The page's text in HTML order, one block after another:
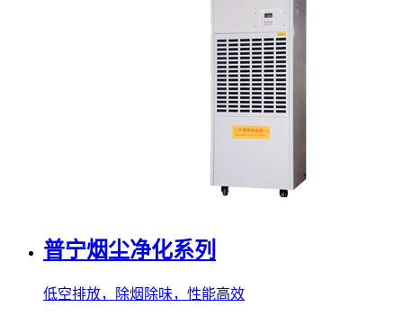
普宁烟尘净化系列
低空排放，除烟除味，性能高效